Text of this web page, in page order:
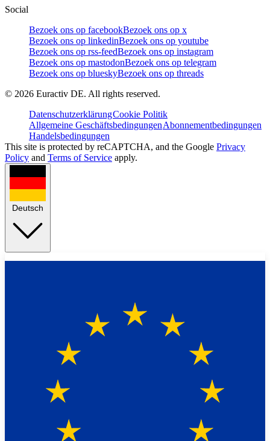
Social
Bezoek ons op facebookBezoek ons op x
Bezoek ons op linkedinBezoek ons op youtube
Bezoek ons op rss-feedBezoek ons op instagram
Bezoek ons op mastodonBezoek ons op telegram
Bezoek ons op blueskyBezoek ons op threads
© 2026 Euractiv DE. All rights reserved.
DatenschutzerklärungCookie Politik
Allgemeine GeschäftsbedingungenAbonnementbedingungen
Handelsbedingungen
This site is protected by reCAPTCHA, and the Google Privacy
Policy and Terms of Service apply.
Deutsch